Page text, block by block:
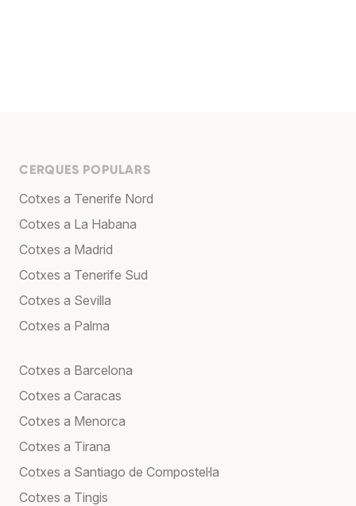
CERQUES POPULARS
Cotxes a Tenerife Nord
Cotxes a La Habana
Cotxes a Madrid
Cotxes a Tenerife Sud
Cotxes a Sevilla
Cotxes a Palma
Cotxes a Barcelona
Cotxes a Caracas
Cotxes a Menorca
Cotxes a Tirana
Cotxes a Santiago de Compostel·la
Cotxes a Tingis